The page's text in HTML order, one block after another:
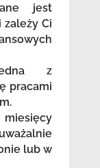
jest
Ci
z
pracami
lub w